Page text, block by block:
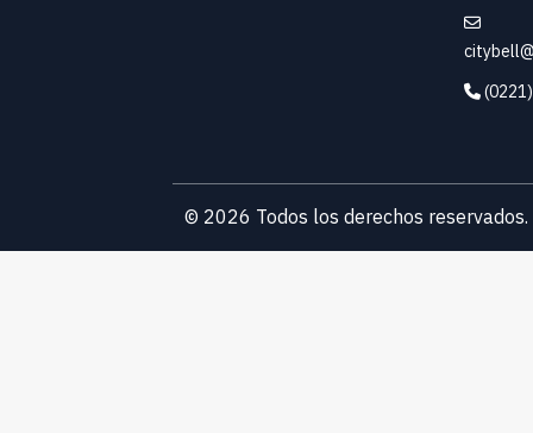
© 2026 Todos los derechos reservados.